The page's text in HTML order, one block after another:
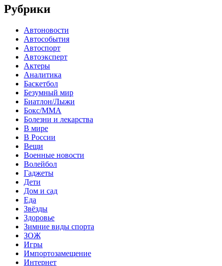
Рубрики
Автоновости
Автособытия
Автоспорт
Автоэксперт
Актеры
Аналитика
Баскетбол
Безумный мир
Биатлон/Лыжи
Бокс/MMA
Болезни и лекарства
В мире
В России
Вещи
Военные новости
Волейбол
Гаджеты
Дети
Дом и сад
Еда
Звёзды
Здоровье
Зимние виды спорта
ЗОЖ
Игры
Импортозамещение
Интернет